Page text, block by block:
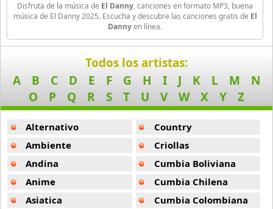
Cromo X
10 músicas online
Daniel Santa Cruz
15 músicas online
Daniel Segura
13 músicas online
Dne
6 músicas online
19 músicas online
Disfruta de la música de El Danny, canciones en formato MP3, buena
música de El Danny 2025. Escucha y descubre las canciones gratis de El
Dannyen línea.
Todos los artistas:
A
B C D E F G H I J K L M
N
O
P Q R S T U V W X Y Z
Alternativo
Ambiente
Andina
Anime
Asiatica
Country
Criollas
Cumbia Boliviana
Cumbia Chilena
Cumbia Colombiana